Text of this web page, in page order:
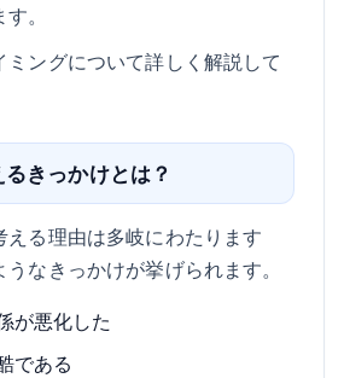
。
ングについて詳しく解説して
きっかけとは？
る理由は多岐にわたります
なきっかけが挙げられます。
が悪化した
である